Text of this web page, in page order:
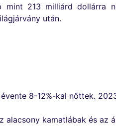
213 milliárd dollárra
után.
8-12%-kal nőttek.
alacsony kamatlábak és